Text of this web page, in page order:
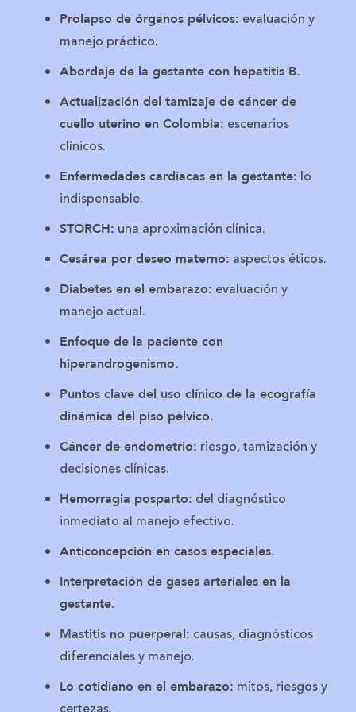
Prolapso de órganos pélvicos: evaluación y
manejo práctico.
Abordaje de la gestante con hepatitis B.
Actualización del tamizaje de cáncer de
cuello uterino en Colombia: escenarios
clínicos.
Enfermedades cardíacas en la gestante: lo
indispensable.
STORCH: una aproximación clínica.
Cesárea por deseo materno: aspectos éticos.
Diabetes en el embarazo: evaluación y
manejo actual.
Enfoque de la paciente con
hiperandrogenismo.
Puntos clave del uso clínico de la ecografía
dinámica del piso pélvico.
Cáncer de endometrio: riesgo, tamización y
decisiones clínicas.
Hemorragia posparto: del diagnóstico
inmediato al manejo efectivo.
Anticoncepción en casos especiales.
Interpretación de gases arteriales en la
gestante.
Mastitis no puerperal: causas, diagnósticos
diferenciales y manejo.
Lo cotidiano en el embarazo: mitos, riesgos y